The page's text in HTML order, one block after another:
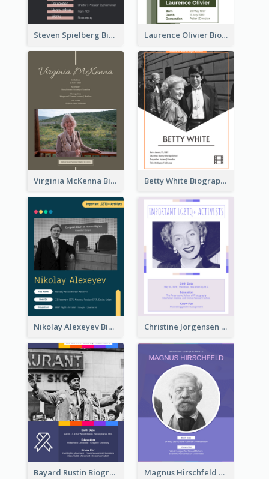
Steven Spielberg Biography Laurence Olivier Biography
Virginia McKenna Biography Betty White Biography
Nikolay Alexeyev Biography Christine Jorgensen Biography
Bayard Rustin Biography Magnus Hirschfeld Biography